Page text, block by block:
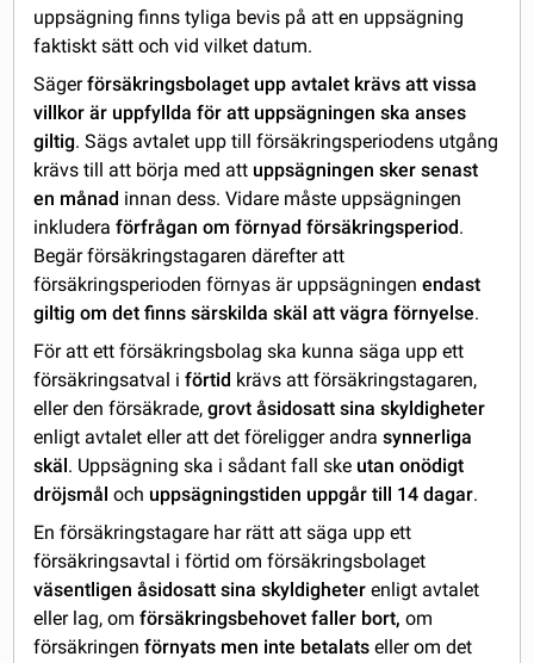
uppsägning finns tyliga bevis på att en uppsägning
faktiskt sätt och vid vilket datum.
Sägerförsäkringsbolaget upp avtalet krävs att vissa
villkor är uppfyllda för att uppsägningen ska anses
giltig. Sägs avtalet upp till försäkringsperiodens utgång
krävs till att börja med att uppsägningen sker senast
en månad innan dess. Vidare måste uppsägningen
inkluderaförfrågan om förnyad försäkringsperiod.
Begär försäkringstagaren därefter att
försäkringsperioden förnyas är uppsägningenendast
giltig om det finns särskilda skäl att vägra förnyelse.
För att ett försäkringsbolag ska kunna säga upp ett
försäkringsatval iförtid krävs att försäkringstagaren,
eller den försäkrade,grovt åsidosatt sina skyldigheter
enligt avtalet eller att det föreligger andrasynnerliga
skäl . Uppsägning ska i sådant fall ske utan onödigt
dröjsmåloch uppsägningstiden uppgår till 14 dagar.
En försäkringstagare har rätt att säga upp ett
försäkringsavtal i förtid om försäkringsbolaget
väsentligen åsidosatt sina skyldigheter enligt avtalet
eller lag, omförsäkringsbehovet faller bort, om
försäkringenförnyats men inte betalats eller om det